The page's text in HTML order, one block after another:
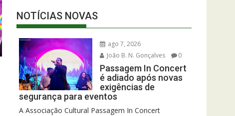
NOTÍCIAS NOVAS
ago 7, 2026
João B. N. Gonçalves
0
Passagem In Concert
é adiado após novas
exigências de
segurança para eventos
A Associação Cultural Passagem In Concert